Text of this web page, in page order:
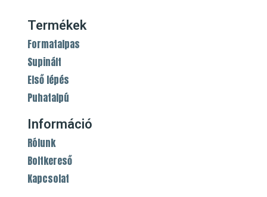
Termékek
Formatalpas
Supinált
Első lépés
Puhatalpú
Információ
Rólunk
Boltkereső
Kapcsolat